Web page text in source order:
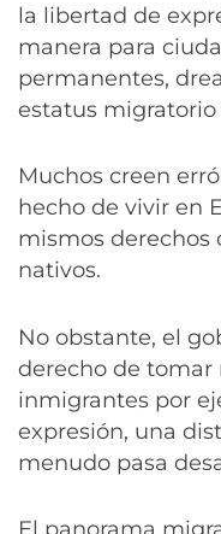
la libertad de
manera para
permanentes,
estatus migratorio
Muchos creen
hecho de vivir en
mismos derechos
nativos.
No obstante, el
derecho de tomar
inmigrantes por
expresión, una
menudo pasa